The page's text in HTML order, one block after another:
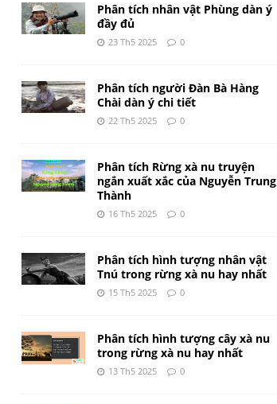
Phân tích nhân vật Phùng dàn ý
đầy đủ
23 Th5 2025 0
Phân tích người Đàn Bà Hàng
Chài dàn ý chi tiết
22 Th5 2025 0
Phân tích Rừng xà nu truyện
ngắn xuất xắc của Nguyễn Trung
Thành
16 Th5 2025 0
Phân tích hình tượng nhân vật
Tnú trong rừng xà nu hay nhất
15 Th5 2025 0
Phân tích hình tượng cây xà nu
trong rừng xà nu hay nhất
13 Th5 2025 0